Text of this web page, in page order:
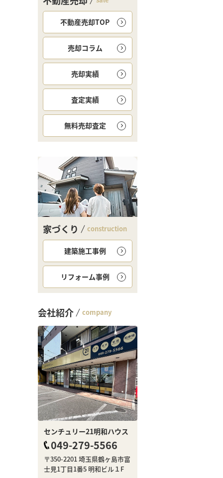
不動産売却TOP
売却コラム
売却実績
査定実績
無料売却査定
家づくり construction
建築施工事例
リフォーム事例
会社紹介 company
センチュリー21明和ハウス
049-279-5566
〒350-2201 埼玉県鶴ヶ島市富
士見1丁目1番5 明和ビル１F